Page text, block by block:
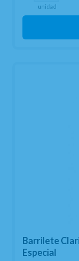
unidad
Barrilete
Especial